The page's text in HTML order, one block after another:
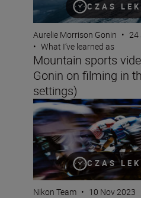
CZAS
Aurelie Morrison Gonin • 24
• What I’ve learned as
Mountain sports
Gonin on filming in
settings)
CZAS
Kathrin Schafbauer on
Nikon Team • 10 Nov 2023